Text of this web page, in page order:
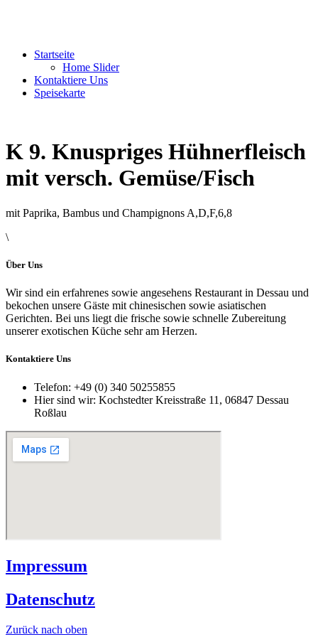
Startseite
Home Slider
Kontaktiere Uns
Speisekarte
K 9. Knuspriges Hühnerfleisch
mit versch. Gemüse/Fisch
mit Paprika, Bambus und Champignons A,D,F,6,8
\
Über Uns
Wir sind ein erfahrenes sowie angesehens Restaurant in Dessau und
bekochen unsere Gäste mit chinesischen sowie asiatischen
Gerichten. Bei uns liegt die frische sowie schnelle Zubereitung
unserer exotischen Küche sehr am Herzen.
Kontaktiere Uns
Telefon: +49 (0) 340 50255855
Hier sind wir: Kochstedter Kreisstraße 11, 06847 Dessau
Roßlau
Impressum
Datenschutz
Zurück nach oben